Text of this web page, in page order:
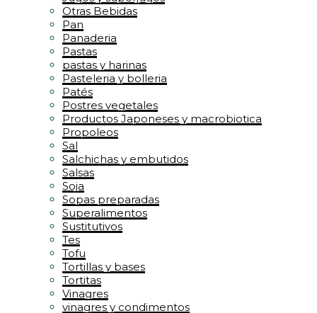
Otras Bebidas
Pan
Panaderia
Pastas
pastas y harinas
Pasteleria y bolleria
Patés
Postres vegetales
Productos Japoneses y macrobiotica
Propoleos
Sal
Salchichas y embutidos
Salsas
Soja
Sopas preparadas
Superalimentos
Sustitutivos
Tes
Tofu
Tortillas y bases
Tortitas
Vinagres
vinagres y condimentos